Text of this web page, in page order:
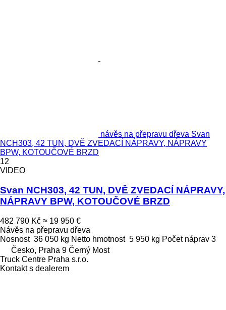
návěs na přepravu dřeva Svan
NCH303, 42 TUN, DVĚ ZVEDACÍ NÁPRAVY, NÁPRAVY
BPW, KOTOUČOVÉ BRZD
12
VIDEO
Svan NCH303, 42 TUN, DVĚ ZVEDACÍ NÁPRAVY,
NÁPRAVY BPW, KOTOUČOVÉ BRZD
482 790 Kč ≈ 19 950 €
Návěs na přepravu dřeva
Nosnost 36 050 kg Netto hmotnost 5 950 kg Počet náprav 3
Česko, Praha 9 Černý Most
Truck Centre Praha s.r.o.
Kontakt s dealerem